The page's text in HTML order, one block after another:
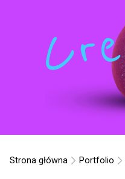
Strona główna Portfolio